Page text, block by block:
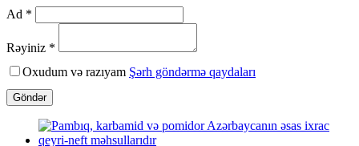
Ad *
Rəyiniz *
Oxudum və razıyam Şərh göndərmə qaydaları
Göndər